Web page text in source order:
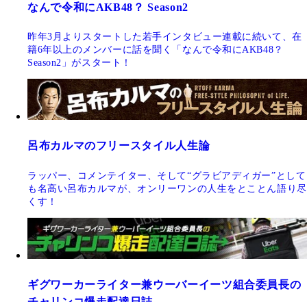
なんで令和にAKB48？ Season2
昨年3月よりスタートした若手インタビュー連載に続いて、在
籍6年以上のメンバーに話を聞く「なんで令和にAKB48？
Season2」がスタート！
呂布カルマのフリースタイル人生論
ラッパー、コメンテイター、そして“グラビアディガー”として
も名高い呂布カルマが、オンリーワンの人生をとことん語り尽
くす！
ギグワーカーライター兼ウーバーイーツ組合委員長の